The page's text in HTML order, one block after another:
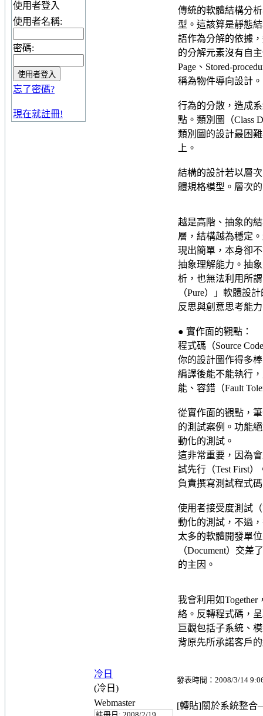
使用者登入
使用者名稱:
密碼:
忘了密碼?
現在就註冊!
傳統的軟體結構分
型。這該算是靜態
語作為分解的依據
的分解元素沒有自
Page、Stored-
稱為物件導向設計。
行為的分散，造成
點。類別圖（Class
類別圖的設計最困
上。
結構的設計若以層
體規格模型。層次
越是高階、抽象的
層，結構越為穩定
現出簡單，本身卻
抽象理解能力。抽
析，也無法利用所
（Pure）」軟體設
反思與創意思考能
● 實作面的觀點：
程式碼（Source
你的設計圖作得多
編譯後能不能執行
能、容錯（Fault
從實作面的觀點，
的測試案例。功能
動化的測試。
這非常重要，因為
試先行（Test First
負責撰寫測試程式
使用者接受度測試
動化的測試，不過
太多的軟體開發單
（Document）交
的主因。
我會利用如
絡。反轉程式碼，
巨觀包括子系統、
背原先所承諾客戶
冷日
(冷日)
發表時間：2008/3/14
Webmaster [轉貼]關於系統整合